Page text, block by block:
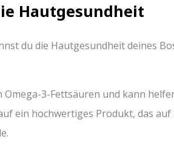
Hautgesundheit
du die Hautgesundheit deines
Omega-3-Fettsäuren und kann
ein hochwertiges Produkt, das